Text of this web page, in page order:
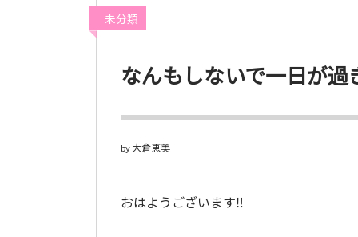
未分類
なんもしないで一日が過
by大倉恵美
おはようございます‼